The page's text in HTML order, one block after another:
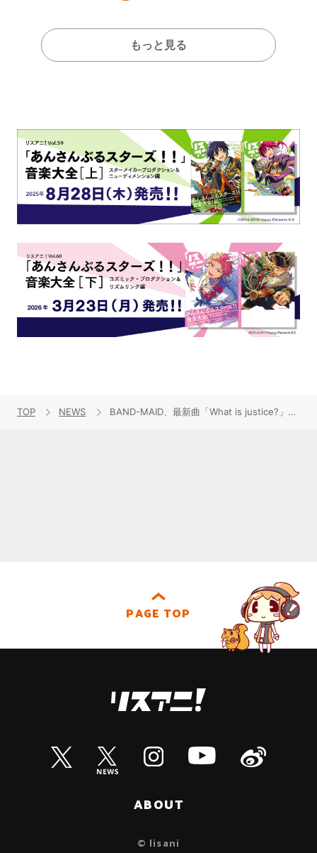
もっと見る
TOP NEWS BAND-MAID、最新曲「What is justice?」が7月11日放送開始のTVアニメ『桃源暗鬼』ED題歌に決定！
PAGE TOP
ABOUT
© lisani